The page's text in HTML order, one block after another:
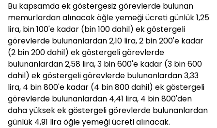
Bu kapsamda ek göstergesiz görevlerde bulunan
memurlardan alınacak öğle yemeği ücreti günlük 1,25
lira, bin 100'e kadar (bin 100 dahil) ek göstergeli
görevlerde bulunanlardan 2,10 lira, 2 bin 200'e kadar
(2 bin 200 dahil) ek göstergeli görevlerde
bulunanlardan 2,58 lira, 3 bin 600'e kadar (3 bin 600
dahil) ek göstergeli görevlerde bulunanlardan 3,33
lira, 4 bin 800'e kadar (4 bin 800 dahil) ek göstergeli
görevlerde bulunanlardan 4,41 lira, 4 bin 800'den
daha yüksek ek göstergeli görevlerde bulunanlardan
günlük 4,91 lira öğle yemeği ücreti alınacak.